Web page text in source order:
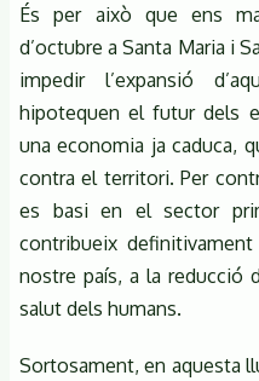
És per això que ens
d’octubre a Santa Maria i
impedir l’expansió
hipotequen el futur dels
una economia ja caduca,
contra el territori. Per
es basi en el sector
contribueix
nostre país, a la reducció
salut dels humans.
Sortosament, en aquesta